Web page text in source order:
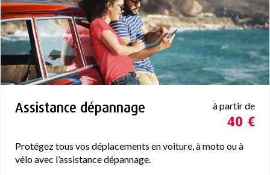
Assistance dépannage à partir de
40 €
Protégez tous vos déplacements en voiture, à moto ou à
vélo avec l’assistance dépannage.